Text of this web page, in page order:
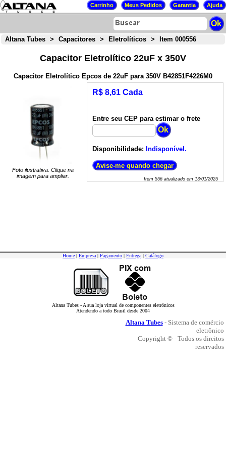
Altana Tubes > Capacitores > Eletrolíticos > Item 000556
Capacitor Eletrolítico 22uF x 350V
Capacitor Eletrolítico Epcos de 22uF para 350V B42851F4226M0
Foto ilustrativa. Clique na
imagem para ampliar.
R$ 8,61 Cada
Entre seu CEP para estimar o frete
Disponibilidade: Indisponível.
Item 556atualizado em 13/01/2025
Home | Empresa | Pagamento | Entrega | Catálogo
Altana Tubes - A sua loja virtual de componentes eletrônicos
Atendendo a todo Brasil desde 2004
Altana Tubes- Sistema de comércio
eletrônico
Copyright © - Todos os direitos
reservados